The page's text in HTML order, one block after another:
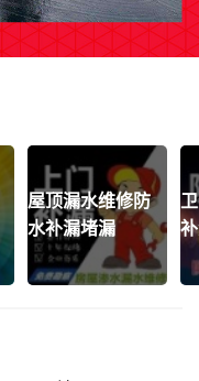
屋顶漏水维修防
水补漏堵漏